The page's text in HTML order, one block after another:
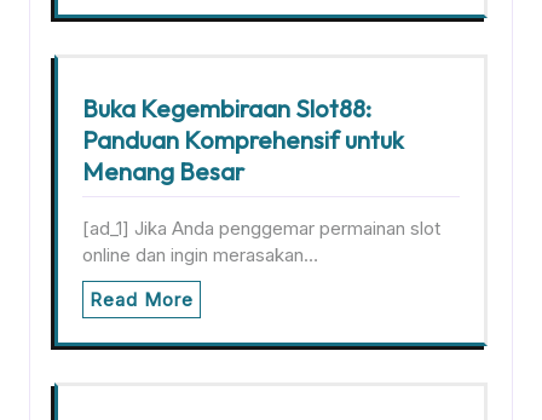
Buka Kegembiraan Slot88:
Panduan Komprehensif untuk
Menang Besar
[ad_1] Jika Anda penggemar permainan slot
online dan ingin merasakan…
Read More